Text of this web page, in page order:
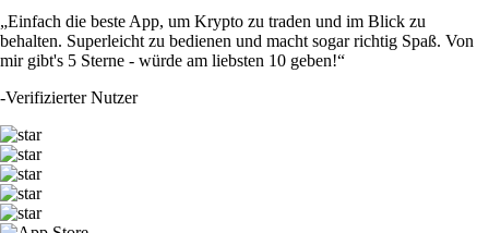
„Einfach die beste App, um Krypto zu traden und im Blick zu
behalten. Superleicht zu bedienen und macht sogar richtig Spaß. Von
mir gibt's 5 Sterne - würde am liebsten 10 geben!“
-Verifizierter Nutzer